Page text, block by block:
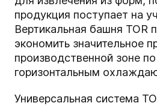
продукция поступает на
Вертикальная башня TOR
экономить значительное
производственной зоне
горизонтальным
Универсальная система